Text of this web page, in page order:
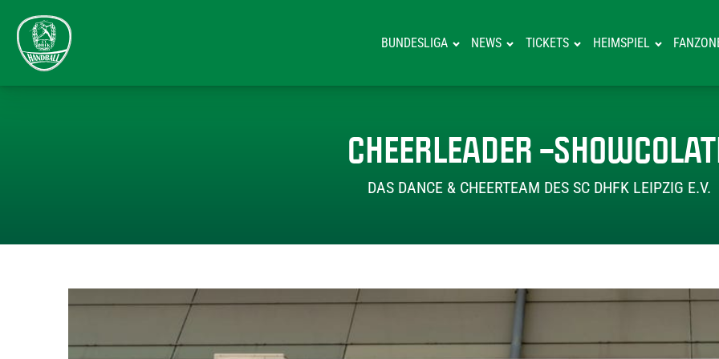
BUNDESLIGA NEWS TICKETS HEIMSPIEL
CHEERLEADER
DAS DANCE & CHEERTEAM DES SC DHFK LEIPZIG E.V.